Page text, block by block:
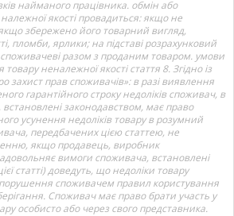
найманого працівника. обмін або
якості провадиться: якщо не
збережено його товарний вигляд,
пломби, ярлики; на підставі розрахунковий
разом з проданим товаром. умови
неналежної якості стаття 8. Згідно із
захист прав споживачів»: в разі виявлення
гарантійного строку недоліків споживач, в
встановлені законодавством, має право
усунення недоліків товару в розумний
передбачених цією статтею, не
якщо продавець, виробник
вимоги споживача, встановлені
статті) доведуть, що недоліки товару
споживачем правил користування
Споживач має право брати участь у
особисто або через свого представника.